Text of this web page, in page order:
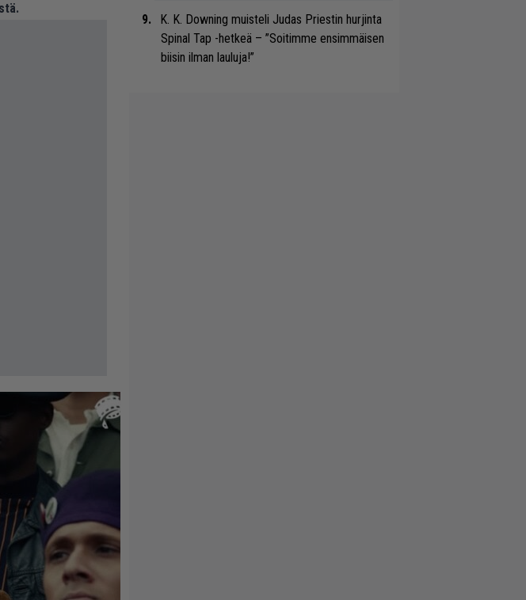
K. K. Downing muisteli Judas Priestin hurjinta
Spinal Tap -hetkeä – ”Soitimme ensimmäisen
biisin ilman lauluja!”